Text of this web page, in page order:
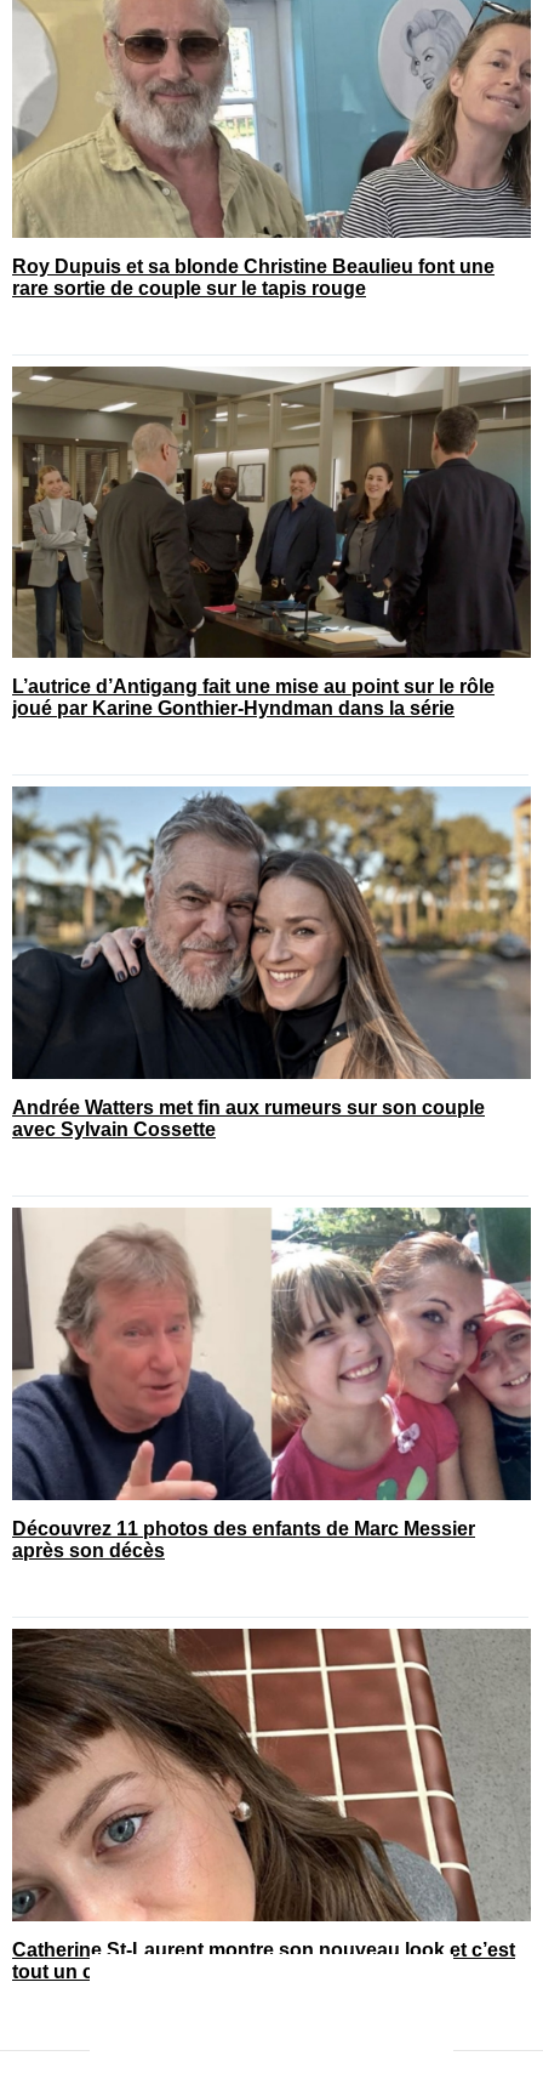
Roy Dupuis et sa blonde Christine Beaulieu font une
rare sortie de couple sur le tapis rouge
L’autrice d’Antigang fait une mise au point sur le rôle
joué par Karine Gonthier-Hyndman dans la série
Andrée Watters met fin aux rumeurs sur son couple
avec Sylvain Cossette
Découvrez 11 photos des enfants de Marc Messier
après son décès
Catherine St-Laurent montre son nouveau look et c’est
tout un changement